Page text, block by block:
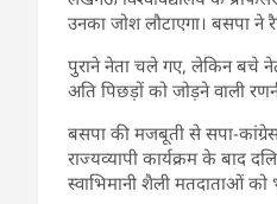
उनका जोश लौटाएगा। बसपा ने
पुराने नेता चले गए, लेकिन बचे
अति पिछड़ों को जोड़ने वाली
बसपा की मजबूती से सपा-
राज्यव्यापी कार्यक्रम के बाद
स्वाभिमानी शैली मतदाताओं